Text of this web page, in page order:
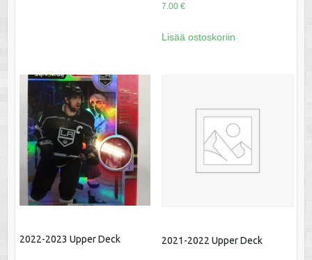
7.00 €
Lisää ostoskoriin
2022-2023 Upper Deck 2021-2022 Upper Deck